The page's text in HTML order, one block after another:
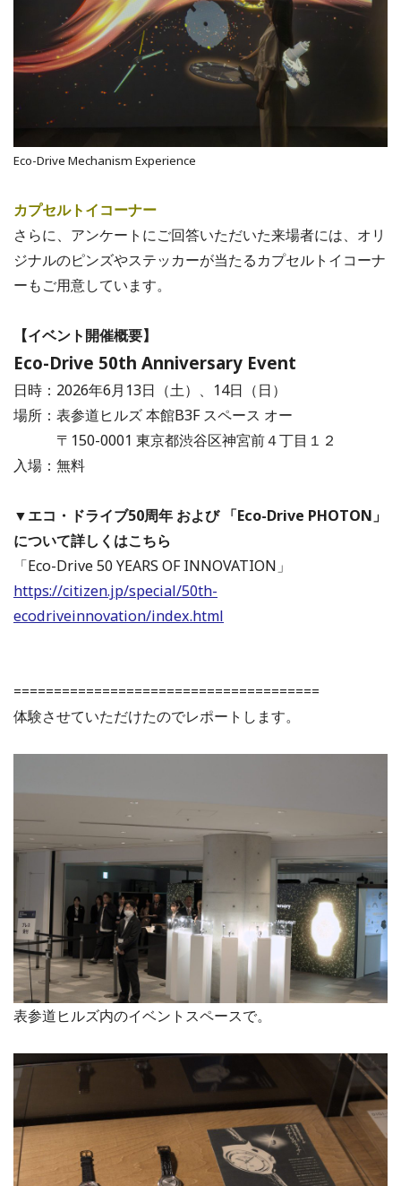
Eco-Drive Mechanism Experience
カプセルトイコーナー
さらに、アンケートにご回答いただいた来場者には、オリ
ジナルのピンズやステッカーが当たるカプセルトイコーナ
ーもご用意しています。
【イベント開催概要】
Eco-Drive 50th Anniversary Event
日時：2026年6月13日（土）、14日（日）
場所：表参道ヒルズ 本館B3F スペース オー
〒150-0001 東京都渋谷区神宮前４丁目１２
入場：無料
▼エコ・ドライブ50周年 および 「Eco-Drive PHOTON」
について詳しくはこちら
「Eco-Drive 50 YEARS OF INNOVATION」
https://citizen.jp/special/50th-
ecodriveinnovation/index.html
======================================
体験させていただけたのでレポートします。
表参道ヒルズ内のイベントスペースで。